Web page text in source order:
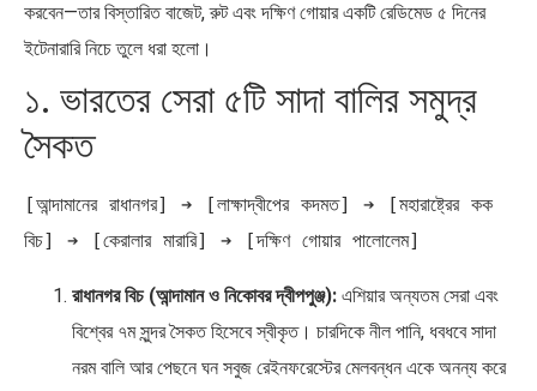
করবেন—তার বিস্তারিত বাজেট, রুট এবং দক্ষিণ গোয়ার একটি রেডিমেড ৫ দিনের
ইটেনারারি নিচে তুলে ধরা হলো।
১. ভারতের সেরা ৫টি সাদা বালির সমুদ্র
সৈকত
[আন্দামানের রাধানগর] ➔ [লাক্ষাদ্বীপের কদমত] ➔ [মহারাষ্ট্রের কক
রাধানগর বিচ (আন্দামান ও নিকোবর দ্বীপপুঞ্জ): এশিয়ার অন্যতম সেরা এবং
বিশ্বের ৭ম সুন্দর সৈকত হিসেবে স্বীকৃত। চারদিকে নীল পানি, ধবধবে সাদা
নরম বালি আর পেছনে ঘন সবুজ রেইনফরেস্টের মেলবন্ধন একে অনন্য করে